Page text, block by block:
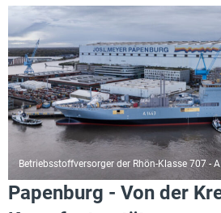
Betriebsstoffversorger der Rhön-Klasse 707 -
Papenburg - Von der